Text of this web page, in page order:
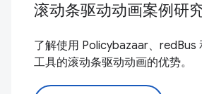
滚动条驱动动画案例研
了解使用 Policybazaar、redBus
工具的滚动条驱动动画的优势。